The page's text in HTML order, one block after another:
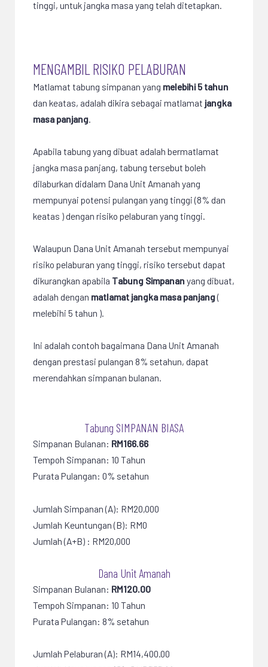
tinggi, untuk jangka masa yang telah ditetapkan.
MENGAMBIL RISIKO PELABURAN
Matlamat tabung simpanan yang melebihi 5 tahun
dan keatas, adalah dikira sebagai matlamat jangka
masa panjang.
Apabila tabung yang dibuat adalah bermatlamat
jangka masa panjang, tabung tersebut boleh
dilaburkan didalam Dana Unit Amanah yang
mempunyai potensi pulangan yang tinggi (8% dan
keatas ) dengan risiko pelaburan yang tinggi.
Walaupun Dana Unit Amanah tersebut mempunyai
risiko pelaburan yang tinggi, risiko tersebut dapat
dikurangkan apabila Tabung Simpananyang dibuat,
adalah dengan matlamat jangka masa panjang(
melebihi 5 tahun ).
Ini adalah contoh bagaimana Dana Unit Amanah
dengan prestasi pulangan 8% setahun, dapat
merendahkan simpanan bulanan.
Tabung SIMPANAN BIASA
Simpanan Bulanan: RM166.66
Tempoh Simpanan: 10 Tahun
Purata Pulangan: 0% setahun
Jumlah Simpanan (A): RM20,000
Jumlah Keuntungan (B): RM0
Jumlah (A+B) : RM20,000
Dana Unit Amanah
Simpanan Bulanan: RM120.00
Tempoh Simpanan: 10 Tahun
Purata Pulangan: 8% setahun
Jumlah Pelaburan (A): RM14,400.00